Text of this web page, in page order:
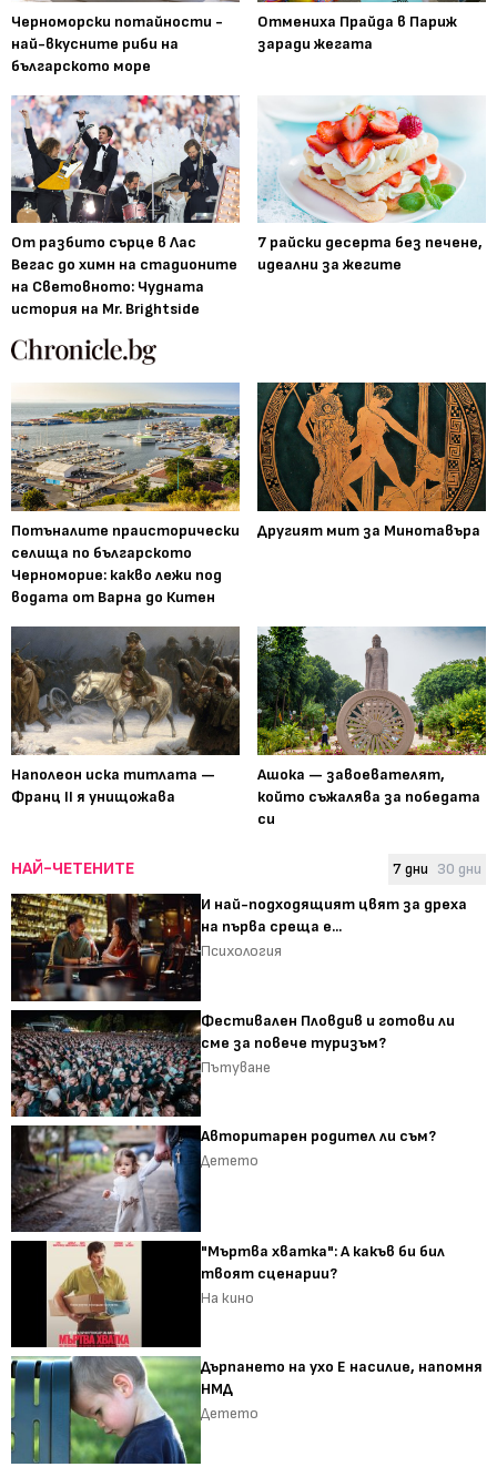
Черноморски потайности -
най-вкусните риби на
българското море
Отмениха Прайда в Париж
заради жегата
От разбито сърце в Лас
Вегас до химн на стадионите
на Световното: Чудната
история на Mr. Brightside
7 райски десерта без печене,
идеални за жегите
Потъналите праисторически
селища по българското
Черноморие: какво лежи под
водата от Варна до Китен
Другият мит за Минотавъра
Наполеон иска титлата —
Франц II я унищожава
Ашока — завоевателят,
който съжалява за победата
си
НАЙ-ЧЕТЕНИТЕ 7 дни 30 дни
И най-подходящият цвят за дреха
на първа среща е...
Психология
Фестивален Пловдив и готови ли
сме за повече туризъм?
Пътуване
Авторитарен родител ли съм?
Детето
"Мъртва хватка": А какъв би бил
твоят сценарии?
На кино
Дърпането на ухо Е насилие, напомня
НМД
Детето